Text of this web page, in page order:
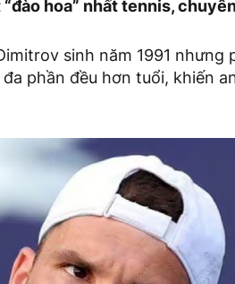
hoa” nhất tennis,
sinh năm 1991
phần đều hơn tuổi, khiến